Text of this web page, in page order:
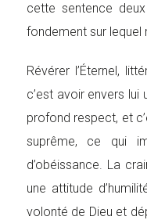
cette sentence
fondement sur
Révérer l’Éternel,
c’est avoir envers lui
profond respect, et
suprême, ce qui
d’obéissance. La
une attitude
volonté de Dieu et